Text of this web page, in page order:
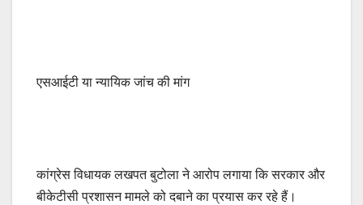
एसआईटी या न्यायिक जांच की मांग
कांग्रेस विधायक लखपत बुटोला ने आरोप लगाया कि सरकार और
बीकेटीसी प्रशासन मामले को दबाने का प्रयास कर रहे हैं।